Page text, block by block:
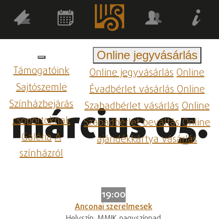
Támogatóink
Sajtószemle
Színházbejárás
csoportoknak
GalériaA
színházról
Online jegyvásárlás
Online jegyvásárlásOnline
Évadbérlet vásárlásOnline
Szabadbérlet vásárlásOnline
Szabadbérlet beváltásOnline
ajándékkártya vásárlás
március 05.
19:00
Anconai szerelmesek